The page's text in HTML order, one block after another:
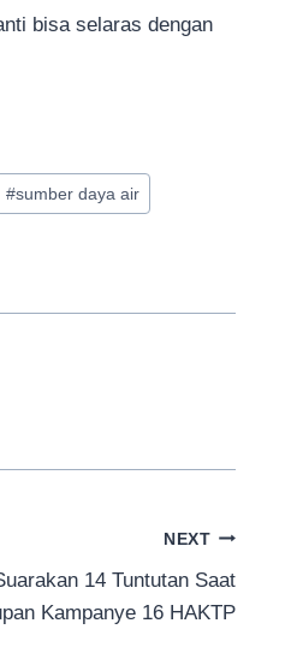
bisa selaras dengan
#sumber daya air
NEXT
14 Tuntutan Saat
Kampanye 16 HAKTP